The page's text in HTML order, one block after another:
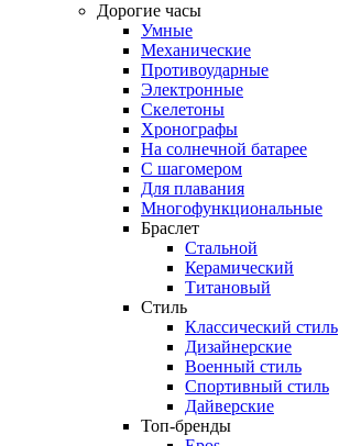
Дорогие часы
Умные
Механические
Противоударные
Электронные
Скелетоны
Хронографы
На солнечной батарее
С шагомером
Для плавания
Многофункциональные
Браслет
Стальной
Керамический
Титановый
Стиль
Классический стиль
Дизайнерские
Военный стиль
Спортивный стиль
Дайверские
Топ-бренды